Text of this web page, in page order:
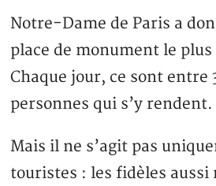
Notre-Dame de Paris a
place de monument le
Chaque jour, ce sont entre
personnes qui s’y rendent.
Mais il ne s’agit pas
touristes : les fidèles